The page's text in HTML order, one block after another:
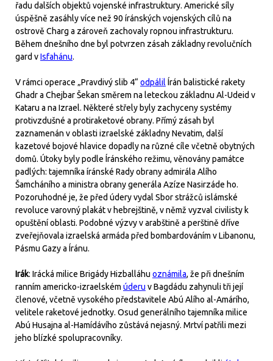
řadu dalších objektů vojenské infrastruktury. Americké síly
úspěšně zasáhly více než 90 íránských vojenských cílů na
ostrově Charg a zároveň zachovaly ropnou infrastrukturu.
Během dnešního dne byl potvrzen zásah základny revolučních
gard vIsfahánu.
V rámci operace „Pravdivý slib 4“ odpálil Írán balistické rakety
Ghadr a Chejbar Šekan směrem na leteckou základnu Al-Udeid v
Kataru a na Izrael. Některé střely byly zachyceny systémy
protivzdušné a protiraketové obrany. Přímý zásah byl
zaznamenán v oblasti izraelské základny Nevatim, další
kazetové bojové hlavice dopadly na různé cíle včetně obytných
domů. Útoky byly podle Íránského režimu, věnovány památce
padlých: tajemníka íránské Rady obrany admirála Alího
Šamcháního a ministra obrany generála Azíze Nasirzáde ho.
Pozoruhodné je, že před údery vydal Sbor strážců islámské
revoluce varovný plakát v hebrejštině, v němž vyzval civilisty k
opuštění oblasti. Podobné výzvy v arabštině a perštině dříve
zveřejňovala izraelská armáda před bombardováním v Libanonu,
Pásmu Gazy a Íránu.
Irák: Irácká milice Brigády Hizballáhu oznámila, že při dnešním
ranním americko-izraelském úderu v Bagdádu zahynuli tři její
členové, včetně vysokého představitele Abú Alího al-Amárího,
velitele raketové jednotky. Osud generálního tajemníka milice
Abú Husajna al-Hamídávího zůstává nejasný. Mrtví patřili mezi
jeho blízké spolupracovníky.